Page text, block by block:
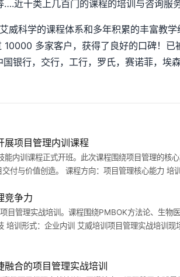
近十类上几百门的课程的培训与咨询服务
威科学的课程体系和多年积累的丰富教
多家客户，获得了良好的口碑！
银行，交行，工行，罗氏，赛诺菲，埃
展项目管理内训课程
内训课程正式开班。此次课程围绕项目管理的核
付与价值创造。 课程方向：项目管理核心能力
竞争力
管理实战培训。课程围绕PMBOK方法论、生物
培训形式：企业内训 艾威培训项目管理实战培训
合的项目管理实战培训